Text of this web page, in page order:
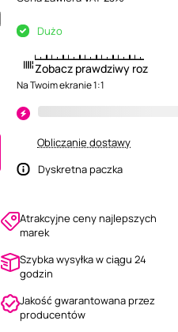
Dużo
Zobacz prawdziwy rozmiar
Na Twoim ekranie 1:1
Obliczanie dostawy
Dyskretna paczka
Atrakcyjne ceny najlepszych
marek
Szybka wysyłka w ciągu 24
godzin
Jakość gwarantowana przez
producentów